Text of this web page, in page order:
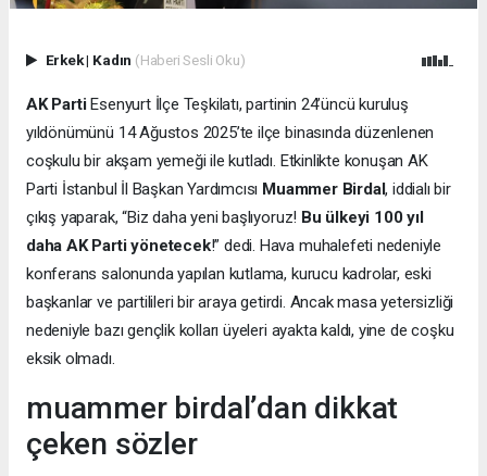
Erkek| Kadın (Haberi Sesli Oku)
AK PartiEsenyurt İlçe Teşkilatı, partinin 24’üncü kuruluş
yıldönümünü 14 Ağustos 2025’te ilçe binasında düzenlenen
coşkulu bir akşam yemeği ile kutladı. Etkinlikte konuşan AK
Parti İstanbul İl Başkan Yardımcısı Muammer Birdal, iddialı bir
çıkış yaparak, “Biz daha yeni başlıyoruz! Bu ülkeyi 100 yıl
daha AK Parti yönetecek!” dedi. Hava muhalefeti nedeniyle
konferans salonunda yapılan kutlama, kurucu kadrolar, eski
başkanlar ve partilileri bir araya getirdi. Ancak masa yetersizliği
nedeniyle bazı gençlik kolları üyeleri ayakta kaldı, yine de coşku
eksik olmadı.
muammer birdal’dan dikkat
çeken sözler